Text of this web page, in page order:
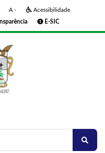
A -
Acessibilidade
E-SIC